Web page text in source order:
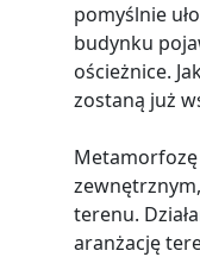
pomyślnie
budynku
ościeżnice.
zostaną już
terenu.
aranżację